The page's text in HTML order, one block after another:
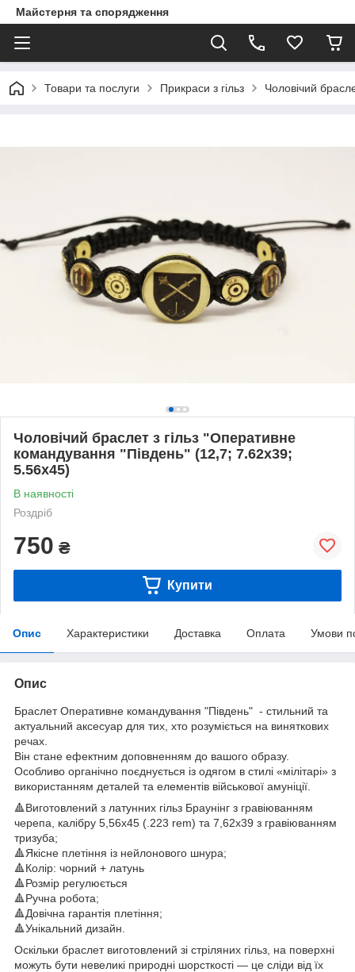
Майстерня та спорядження
Товари та послуги Прикраси з гільз Чоловічий
Чоловічий браслет з гільз "Оперативне
командування "Південь" (12,7; 7.62х39;
5.56х45)
В наявності
Роздріб
750 ₴
Купити
Опис Характеристики Доставка Оплата Умови
Опис
Браслет Оперативне командування "Південь" - стильний та
актуальний аксесуар для тих, хто розуміється на виняткових
речах.
Він стане ефектним доповненням до вашого образу.
Особливо органічно поєднується із одягом в стилі «мілітарі» з
використанням деталей та елементів військової амуніції.
🔺Виготовлений з латунних гільз Браунінг з гравіюванням
черепа, калібру 5,56х45 (.223 rem) та 7,62x39 з гравіюванням
тризуба;
🔺Якісне плетіння із нейлонового шнура;
🔺Колір: чорний + латунь
🔺Розмір регулюється
🔺Ручна робота;
🔺Довічна гарантія плетіння;
🔺Унікальний дизайн.
Оскільки браслет виготовлений зі стріляних гільз, на поверхні
можуть бути невеликі природні шорсткості — це сліди від їх